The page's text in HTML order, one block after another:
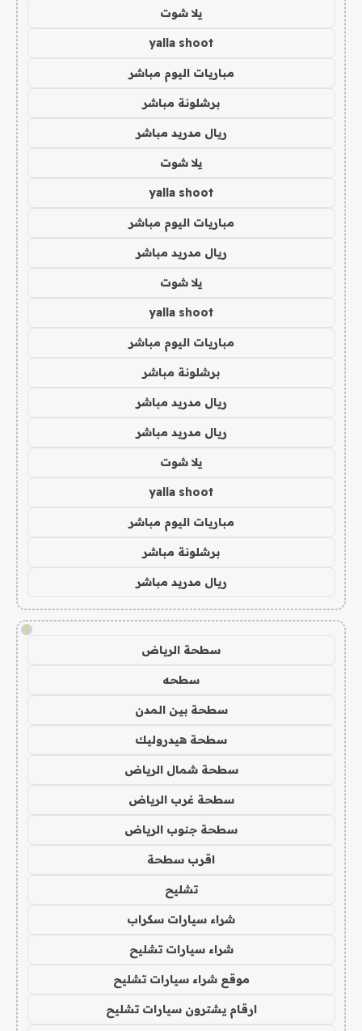
يلا شوت
yalla shoot
مباريات اليوم مباشر
برشلونة مباشر
ريال مدريد مباشر
يلا شوت
yalla shoot
مباريات اليوم مباشر
ريال مدريد مباشر
يلا شوت
yalla shoot
مباريات اليوم مباشر
برشلونة مباشر
ريال مدريد مباشر
ريال مدريد مباشر
يلا شوت
yalla shoot
مباريات اليوم مباشر
برشلونة مباشر
ريال مدريد مباشر
!
سطحة الرياض
سطحه
سطحة بين المدن
سطحة هيدروليك
سطحة شمال الرياض
سطحة غرب الرياض
سطحة جنوب الرياض
اقرب سطحة
تشليح
شراء سيارات سكراب
شراء سيارات تشليح
موقع شراء سيارات تشليح
ارقام يشترون سيارات تشليح